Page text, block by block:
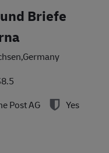
Briefe
Post AG
Yes